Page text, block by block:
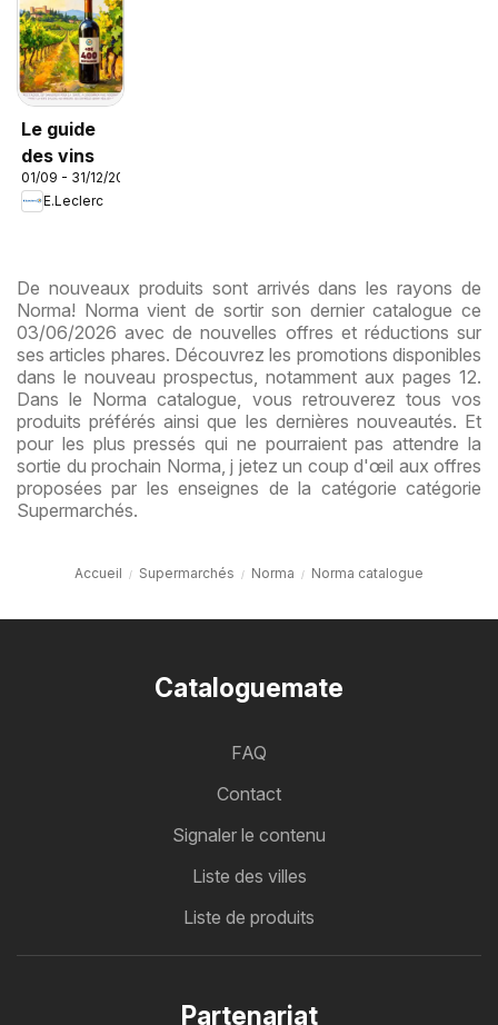
Le guide
des vins
01/09 - 31/12/2026
E.Leclerc
De nouveaux produits sont arrivés dans les rayons de
Norma! Norma vient de sortir son dernier catalogue ce
03/06/2026 avec de nouvelles offres et réductions sur
ses articles phares. Découvrez les promotions disponibles
dans le nouveau prospectus, notamment aux pages 12.
Dans le Norma catalogue, vous retrouverez tous vos
produits préférés ainsi que les dernières nouveautés. Et
pour les plus pressés qui ne pourraient pas attendre la
sortie du prochain Norma, j jetez un coup d'œil aux offres
proposées par les enseignes de la catégorie catégorie
Supermarchés.
Accueil Supermarchés Norma Norma catalogue
Cataloguemate
FAQ
Contact
Signaler le contenu
Liste des villes
Liste de produits
Partenariat